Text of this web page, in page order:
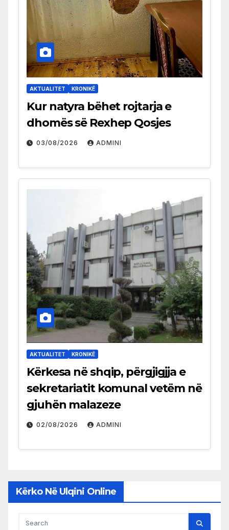
AKTUALITET KRONIKË
Kur natyra bëhet rojtarja e
dhomës së Rexhep Qosjes
03/08/2026 ADMINI
AKTUALITET KRONIKË
Kërkesa në shqip, përgjigjja e
sekretariatit komunal vetëm në
gjuhën malazeze
02/08/2026 ADMINI
Kërko Në Ulqini Online